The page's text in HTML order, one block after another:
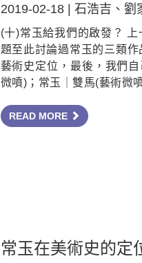
2019-02-18 | 石浩吉、劉
(十)常玉給我們的啟發？
題至此討論過常玉的三類
藝術史定位，最後，我們
微噴)；常玉｜雙馬(藝術微
READ MORE
常玉在美術史的定